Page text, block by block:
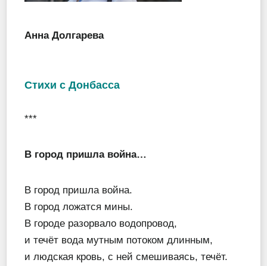
Анна Долгарева
Стихи с Донбасса
***
В город пришла война…
В город пришла война.
В город ложатся мины.
В городе разорвало водопровод,
и течёт вода мутным потоком длинным,
и людская кровь, с ней смешиваясь, течёт.